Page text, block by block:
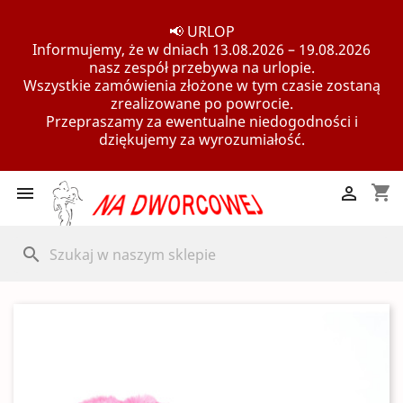
📢 URLOP
Informujemy, że w dniach 13.08.2026 – 19.08.2026
nasz zespół przebywa na urlopie.
Wszystkie zamówienia złożone w tym czasie zostaną
zrealizowane po powrocie.
Przepraszamy za ewentualne niedogodności i
dziękujemy za wyrozumiałość.
 shopping_cart

search